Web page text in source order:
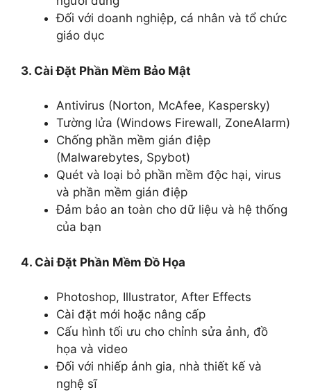
Đối với doanh nghiệp, cá nhân và tổ chức
giáo dục
3. Cài Đặt Phần Mềm Bảo Mật
Antivirus (Norton, McAfee, Kaspersky)
Tường lửa (Windows Firewall, ZoneAlarm)
Chống phần mềm gián điệp
(Malwarebytes, Spybot)
Quét và loại bỏ phần mềm độc hại, virus
và phần mềm gián điệp
Đảm bảo an toàn cho dữ liệu và hệ thống
của bạn
4. Cài Đặt Phần Mềm Đồ Họa
Photoshop, Illustrator, After Effects
Cài đặt mới hoặc nâng cấp
Cấu hình tối ưu cho chỉnh sửa ảnh, đồ
họa và video
Đối với nhiếp ảnh gia, nhà thiết kế và
nghệ sĩ